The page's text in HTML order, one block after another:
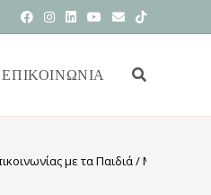
ΕΠΙΚΟΙΝΩΝΊΑ
με τα Παιδιά / Με